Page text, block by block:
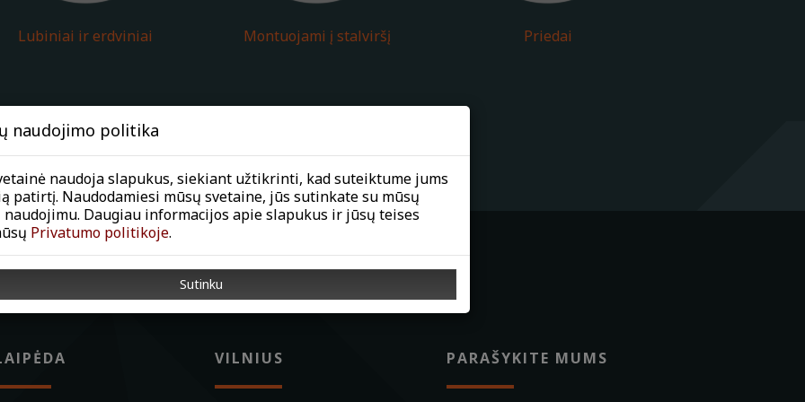
Lubiniai ir erdviniai Montuojami į stalviršį Priedai
VILNIUS PARAŠYKITE MUMS
naudojimo politika
naudoja slapukus, siekiant užtikrinti, kad suteiktume jums
patirtį. Naudodamiesi mūsų svetaine, jūs sutinkate su mūsų
Daugiau informacijos apie slapukus ir jūsų teises
Privatumo politikoje.
Sutinku